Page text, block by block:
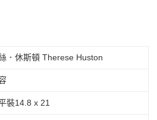
．休斯頓 Therese Huston
裝14.8 x 21